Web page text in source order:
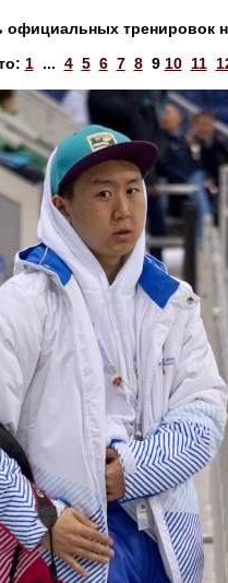
официальных тренировок
1... 4 5 6 7 8 9 10 11